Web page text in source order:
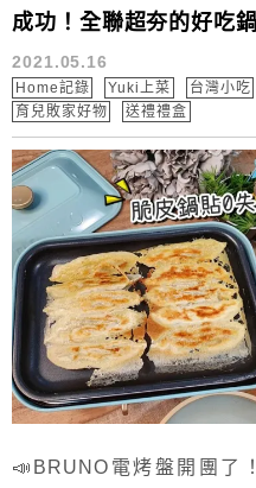
成功！全聯超夯的好吃
2021.05.16
Home記錄 Yuki上菜 台灣小吃
育兒敗家好物
送禮禮盒
📣BRUNO電烤盤開團了